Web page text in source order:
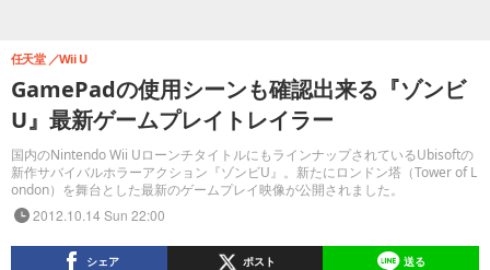
GamePadの使用シーンも確認出来る『ゾンビ
U』最新ゲームプレイトレイラー
国内のNintendo Wii UローンチタイトルにもラインナップされているUbisoftの
新作サバイバルホラーアクション『ゾンビU』。新たにロンドン塔（Tower of L
ondon）を舞台とした最新のゲームプレイ映像が公開されました。
任天堂 Wii U
2012.10.14 Sun 22:00
シェア ポスト 送る